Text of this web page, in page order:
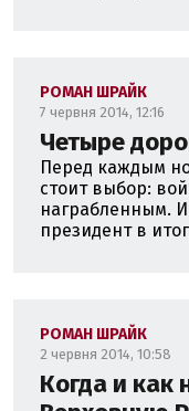
РОМАН ШРАЙК
7 червня 2014, 12:16
Четыре
Перед каждым
стоит выбор:
награбленным.
президент в
РОМАН ШРАЙК
2 червня 2014, 10:58
Когда и как